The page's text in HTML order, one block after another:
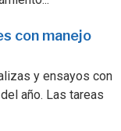
con manejo
y ensayos con
año. Las tareas